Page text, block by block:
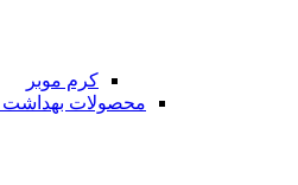
کرم موبر
محصولات بهداشت